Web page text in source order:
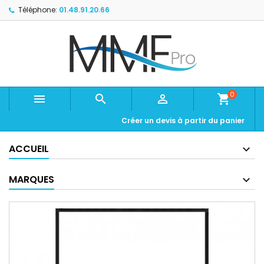
Téléphone: 01.48.91.20.66
   shopping_cart0
Créer un devis à partir du panier
ACCUEIL
MARQUES